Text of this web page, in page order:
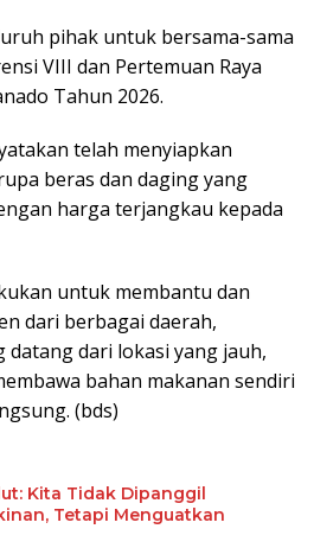
pihak untuk bersama-sama
VIII dan Pertemuan Raya
Tahun 2026.
telah menyiapkan
beras dan daging yang
harga terjangkau kepada
untuk membantu dan
dari berbagai daerah,
dari lokasi yang jauh,
bahan makanan sendiri
(bds)
Kita Tidak Dipanggil
Tetapi Menguatkan